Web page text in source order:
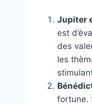
Jupiter
est
des
les
fortune.